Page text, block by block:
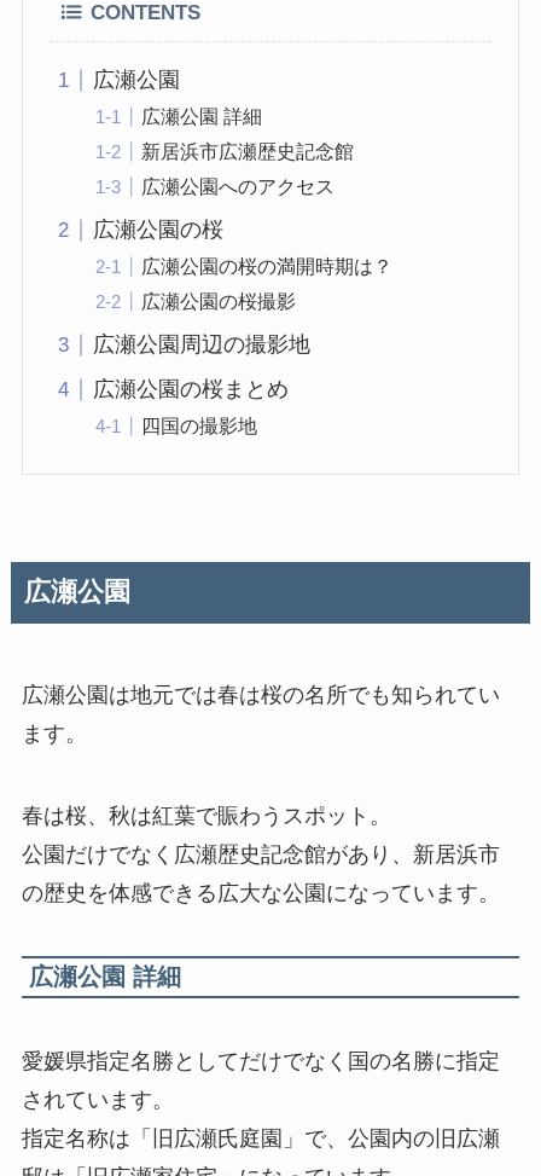
CONTENTS
広瀬公園
広瀬公園 詳細
新居浜市広瀬歴史記念館
広瀬公園へのアクセス
広瀬公園の桜
広瀬公園の桜の満開時期は？
広瀬公園の桜撮影
広瀬公園周辺の撮影地
広瀬公園の桜まとめ
四国の撮影地
広瀬公園
広瀬公園は地元では春は桜の名所でも知られてい
ます。
春は桜、秋は紅葉で賑わうスポット。
公園だけでなく広瀬歴史記念館があり、新居浜市
の歴史を体感できる広大な公園になっています。
広瀬公園 詳細
愛媛県指定名勝としてだけでなく国の名勝に指定
されています。
指定名称は「旧広瀬氏庭園」で、公園内の旧広瀬